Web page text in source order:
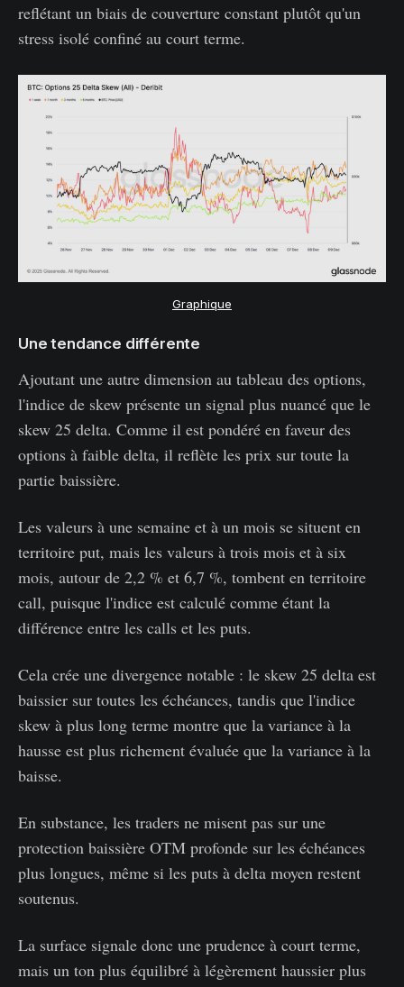
reflétant un biais de couverture constant plutôt qu'un
stress isolé confiné au court terme.
Graphique
Une tendance différente
Ajoutant une autre dimension au tableau des options,
l'indice de skew présente un signal plus nuancé que le
skew 25 delta. Comme il est pondéré en faveur des
options à faible delta, il reflète les prix sur toute la
partie baissière.
Les valeurs à une semaine et à un mois se situent en
territoire put, mais les valeurs à trois mois et à six
mois, autour de 2,2 % et 6,7 %, tombent en territoire
call, puisque l'indice est calculé comme étant la
différence entre les calls et les puts.
Cela crée une divergence notable : le skew 25 delta est
baissier sur toutes les échéances, tandis que l'indice
skew à plus long terme montre que la variance à la
hausse est plus richement évaluée que la variance à la
baisse.
En substance, les traders ne misent pas sur une
protection baissière OTM profonde sur les échéances
plus longues, même si les puts à delta moyen restent
soutenus.
La surface signale donc une prudence à court terme,
mais un ton plus équilibré à légèrement haussier plus